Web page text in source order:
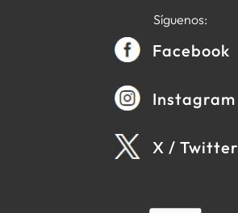
Síguenos:
Facebook
Instagram
X / Twitter